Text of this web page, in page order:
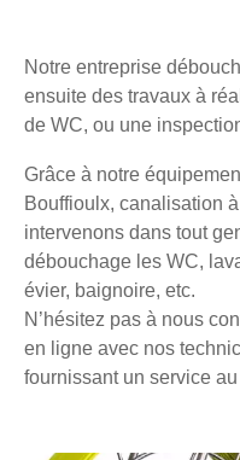
Notre entreprise
ensuite des travaux à
de WC, ou une
Grâce à notre
Bouffioulx, canalisation à
intervenons dans tout
débouchage les WC,
évier, baignoire, etc.
N’hésitez pas à nous
en ligne avec nos
fournissant un service